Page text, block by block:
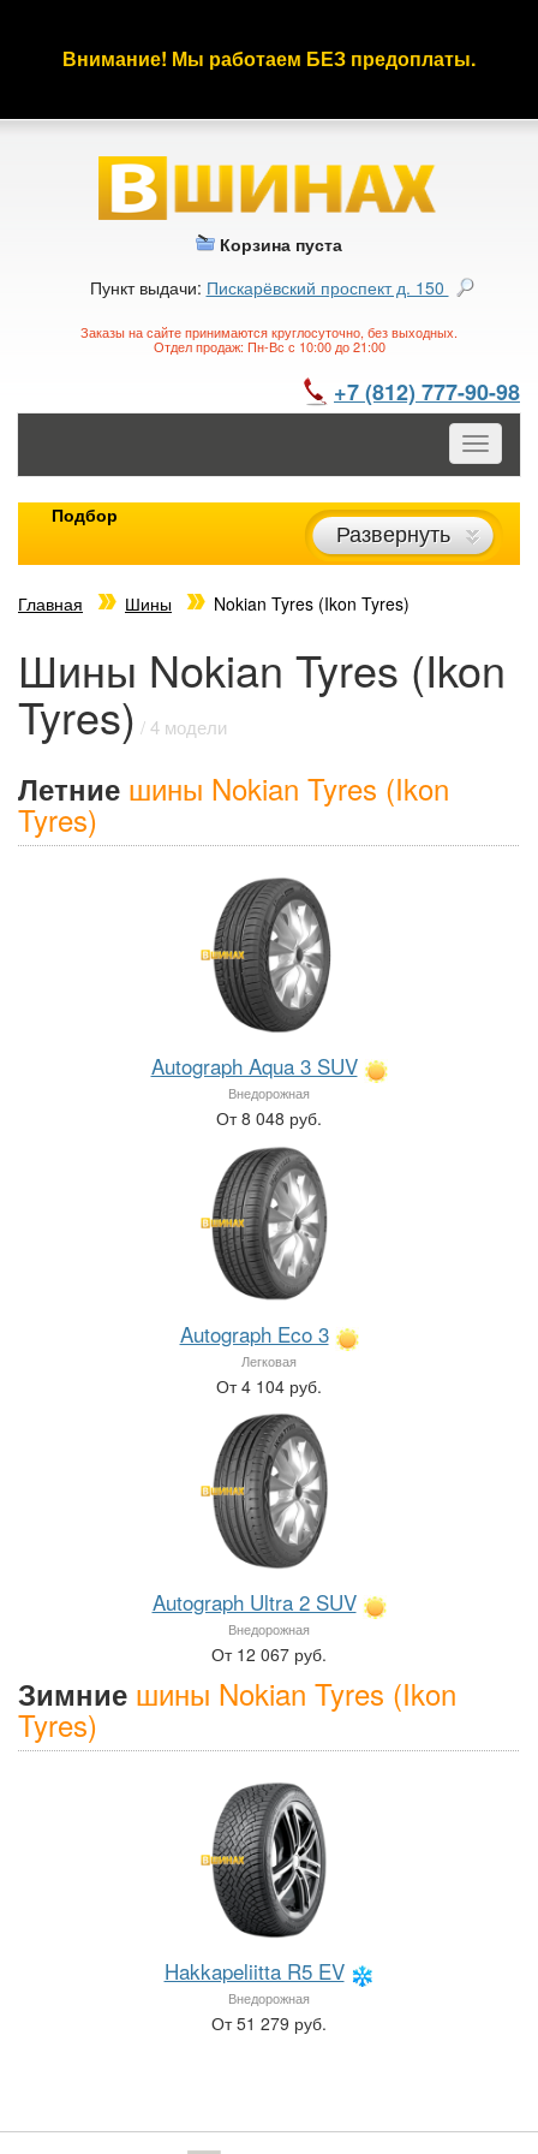
Внимание! Мы работаем БЕЗ предоплаты.
Корзина пуста
Пункт выдачи: Пискарёвский проспект д. 150
Заказы на сайте принимаются круглосуточно, без выходных.
Отдел продаж: Пн-Вс с 10:00 до 21:00
+7 (812) 777-90-98
Toggle
Подбор
Развернуть
Главная Шины Nokian Tyres (Ikon Tyres)
Шины Nokian Tyres (Ikon
Tyres) / 4 модели
Летние шины Nokian Tyres (Ikon
Tyres)
Autograph Aqua 3 SUV
Внедорожная
От 8 048 руб.
Autograph Eco 3
Легковая
От 4 104 руб.
Autograph Ultra 2 SUV
Внедорожная
От 12 067 руб.
Зимние шины Nokian Tyres (Ikon
Tyres)
Hakkapeliitta R5 EV
Внедорожная
От 51 279 руб.